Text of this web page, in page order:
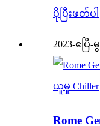
ပိုပြီးဖတ်ပါ
2023-ဧပြီ-
Rome